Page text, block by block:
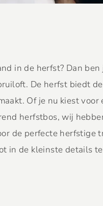
in de herfst? Dan
De herfst biedt
Of je nu kiest
herfstbos, wij
de perfecte herfstige
in de kleinste details